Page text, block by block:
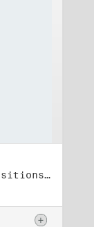
Titel: DDR-Friedens-und Oppositionsbewegung (3)